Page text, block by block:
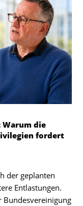
die
fordert
der geplanten
Entlastungen.
Bundesvereinigung